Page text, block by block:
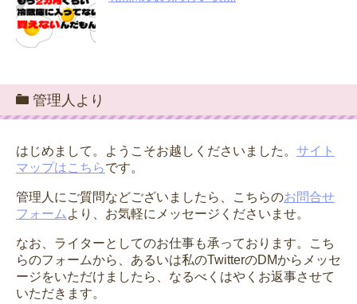
管理人より
はじめまして。ようこそお越しくださいました。 サイト
マップはこちらです。
管理人にご質問などございましたら、こちらのお問合せ
フォーム より、お気軽にメッセージくださいませ。
なお、ライターとしてのお仕事も承っております。こち
らのフォームから、あるいは私のTwitterのDMからメッセ
ージをいただけましたら、なるべくはやくお返事させて
いただきます。